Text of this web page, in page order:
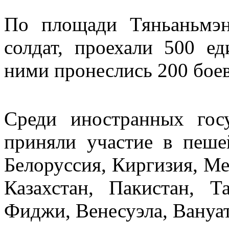
По площади
солдат, проехали 500
ними пронеслись 200
Среди иностранных
приняли участие в
Белоруссия, Киргизия,
Казахстан, Пакистан,
Фиджи, Венесуэла,